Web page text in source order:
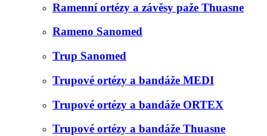
Ramenní ortézy a závěsy paže Thuasne
Rameno Sanomed
Trup Sanomed
Trupové ortézy a bandáže MEDI
Trupové ortézy a bandáže ORTEX
Trupové ortézy a bandáže Thuasne